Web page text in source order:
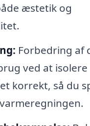
æstetik og
Forbedring af
ved at isolere
korrekt, så du